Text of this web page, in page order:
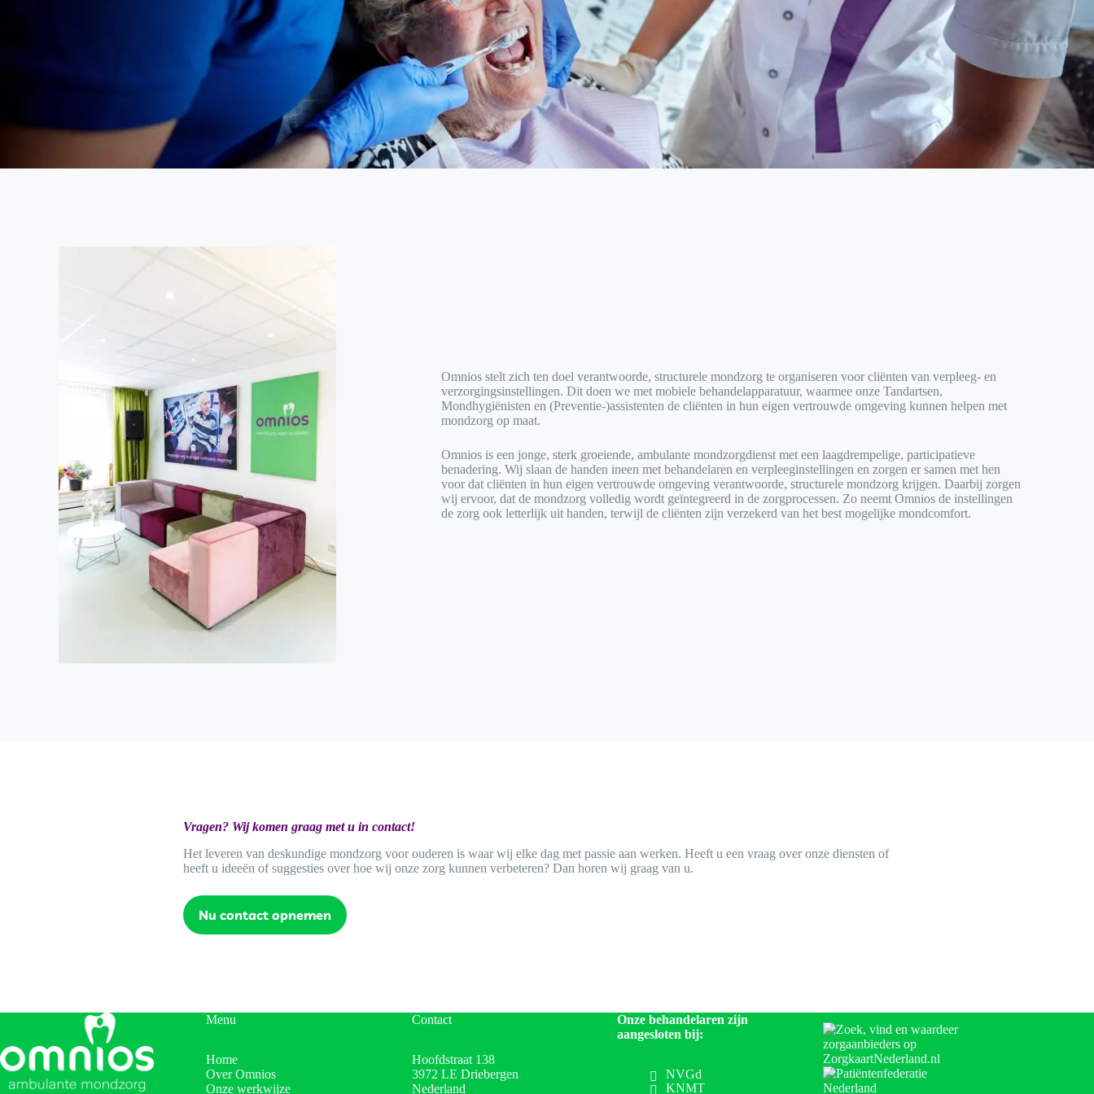
Omnios stelt zich ten doel verantwoorde, structurele mondzorg te organiseren voor cliënten van verpleeg- en
verzorgingsinstellingen. Dit doen we met mobiele behandelapparatuur, waarmee onze Tandartsen,
Mondhygiënisten en (Preventie-)assistenten de cliënten in hun eigen vertrouwde omgeving kunnen helpen met
mondzorg op maat.
Omnios is een jonge, sterk groeiende, ambulante mondzorgdienst met een laagdrempelige, participatieve
benadering. Wij slaan de handen ineen met behandelaren en verpleeginstellingen en zorgen er samen met hen
voor dat cliënten in hun eigen vertrouwde omgeving verantwoorde, structurele mondzorg krijgen. Daarbij zorgen
wij ervoor, dat de mondzorg volledig wordt geïntegreerd in de zorgprocessen. Zo neemt Omnios de instellingen
de zorg ook letterlijk uit handen, terwijl de cliënten zijn verzekerd van het best mogelijke mondcomfort.
Vragen? Wij komen graag met u in contact!
Het leveren van deskundige mondzorg voor ouderen is waar wij elke dag met passie aan werken. Heeft u een vraag over onze diensten of
heeft u ideeën of suggesties over hoe wij onze zorg kunnen verbeteren? Dan horen wij graag van u.
Nu contact opnemen
Menu
Home
Over Omnios
Onze werkwijze
Contact
Hoofdstraat 138
3972 LE Driebergen
Nederland
Onze behandelaren zijn
aangesloten bij:
NVGd
KNMT